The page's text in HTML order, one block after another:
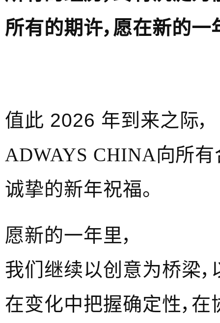
所有的期许，愿在新的一
值此 2026 年到来之际，
ADWAYS CHINA向所有
诚挚的新年祝福。
愿新的一年里，
我们继续以创意为桥梁，
在变化中把握确定性，在